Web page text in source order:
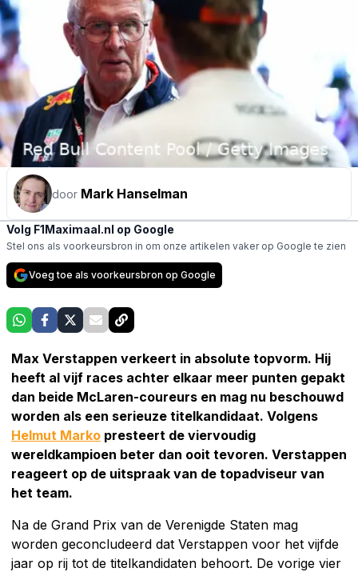
door Mark Hanselman
Volg F1Maximaal.nl op Google
Stel ons als voorkeursbron in om onze artikelen vaker op Google te zien
Voeg toe als voorkeursbron op Google
Max Verstappen verkeert in absolute topvorm. Hij
heeft al vijf races achter elkaar meer punten gepakt
dan beide McLaren-coureurs en mag nu beschouwd
worden als een serieuze titelkandidaat. Volgens
Helmut Marko presteert de viervoudig
wereldkampioen beter dan ooit tevoren. Verstappen
reageert op de uitspraak van de topadviseur van
het team.
Na de Grand Prix van de Verenigde Staten mag
worden geconcludeerd dat Verstappen voor het vijfde
jaar op rij tot de titelkandidaten behoort. De vorige vier